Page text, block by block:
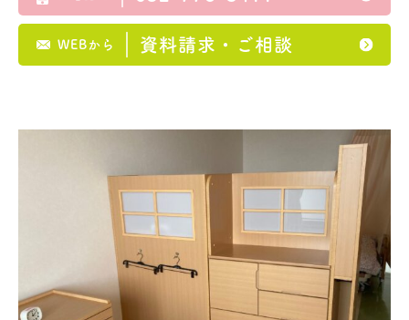
WEBから 資料請求・ご相談